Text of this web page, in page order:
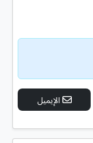
الإيميل